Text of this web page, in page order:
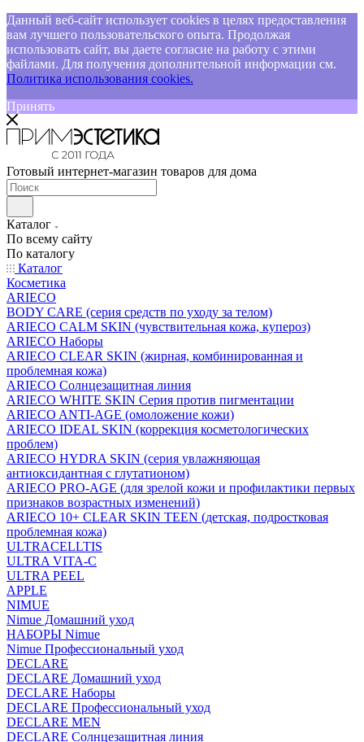
Данный веб-сайт использует cookies в целях предоставления
вам лучшего пользовательского опыта. Продолжая
использовать сайт, вы даете согласие на работу с этими
файлами. Для получения дополнительной информации см.
Политика использования cookies.
Принять
Готовый интернет-магазин товаров для дома
Каталог
По всему сайту
По каталогу
Каталог
Косметика
ARIECO
BODY CARE (серия средств по уходу за телом)
ARIECO CALM SKIN (чувствительная кожа, купероз)
ARIECO Наборы
ARIECO CLEAR SKIN (жирная, комбинированная и
проблемная кожа)
ARIECO Солнцезащитная линия
ARIECO WHITE SKIN Серия против пигментации
ARIECO ANTI-AGE (омоложение кожи)
ARIECO IDEAL SKIN (коррекция косметологических
проблем)
ARIECO HYDRA SKIN (серия увлажняющая
антиоксидантная с глутатионом)
ARIECO PRO-AGE (для зрелой кожи и профилактики первых
признаков возрастных изменений)
ARIECO 10+ CLEAR SKIN TEEN (детская, подростковая
проблемная кожа)
ULTRACELLTIS
ULTRA VITA-C
ULTRA PEEL
APPLE
NIMUE
Nimue Домашний уход
НАБОРЫ Nimue
Nimue Профессиональный уход
DECLARE
DECLARE Домашний уход
DECLARE Наборы
DECLARE Профессиональный уход
DECLARE MEN
DECLARE Солнцезащитная линия